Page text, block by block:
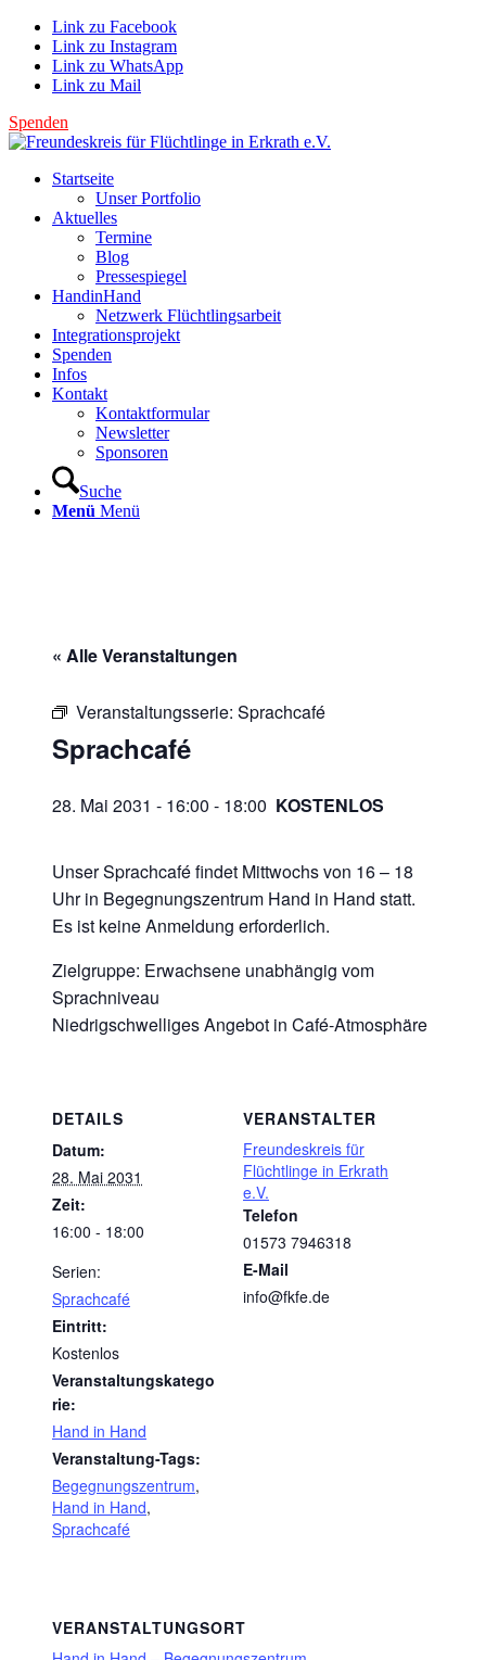
Link zu Facebook
Link zu Instagram
Link zu WhatsApp
Link zu Mail
Spenden
Startseite
Unser Portfolio
Aktuelles
Termine
Blog
Pressespiegel
HandinHand
Netzwerk Flüchtlingsarbeit
Integrationsprojekt
Spenden
Infos
Kontakt
Kontaktformular
Newsletter
Sponsoren
Suche
Menü Menü
« Alle Veranstaltungen
Veranstaltungsserie: Sprachcafé
Sprachcafé
28. Mai 2031 - 16:00 - 18:00 KOSTENLOS
Unser Sprachcafé findet Mittwochs von 16 – 18
Uhr in Begegnungszentrum Hand in Hand statt.
Es ist keine Anmeldung erforderlich.
Zielgruppe: Erwachsene unabhängig vom
Sprachniveau
Niedrigschwelliges Angebot in Café-Atmosphäre
DETAILS
Datum:
28. Mai 2031
Zeit:
16:00 - 18:00
Serien:
Sprachcafé
Eintritt:
Kostenlos
Veranstaltungskatego
rie:
Hand in Hand
Veranstaltung-Tags:
Begegnungszentrum,
Hand in Hand,
Sprachcafé
VERANSTALTER
Freundeskreis für
Flüchtlinge in Erkrath
e.V.
Telefon
01573 7946318
E-Mail
info@fkfe.de
VERANSTALTUNGSORT